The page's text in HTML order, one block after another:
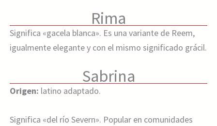
Rima
Significa «gacela blanca». Es una variante de Reem,
igualmente elegante y con el mismo significado grácil.
Sabrina
Origen: latino adaptado.
Significa «del río Severn». Popular en comunidades